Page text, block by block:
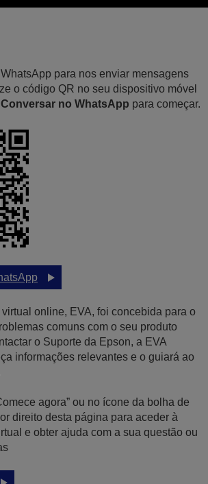
para nos enviar mensagens
o código QR no seu dispositivo móvel
Conversar no WhatsApp para começar.
online, EVA, foi concebida para o
comuns com o seu produto
o Suporte da Epson, a EVA
informações relevantes e o guiará ao
agora” ou no ícone da bolha de
direito desta página para aceder à
e obter ajuda com a sua questão ou